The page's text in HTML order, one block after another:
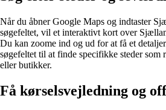
Når du åbner Google Maps og indtaster
søgefeltet, vil et interaktivt kort over
Du kan zoome ind og ud for at få et
søgefeltet til at finde specifikke steder som
eller butikker.
Få kørselsvejledning og